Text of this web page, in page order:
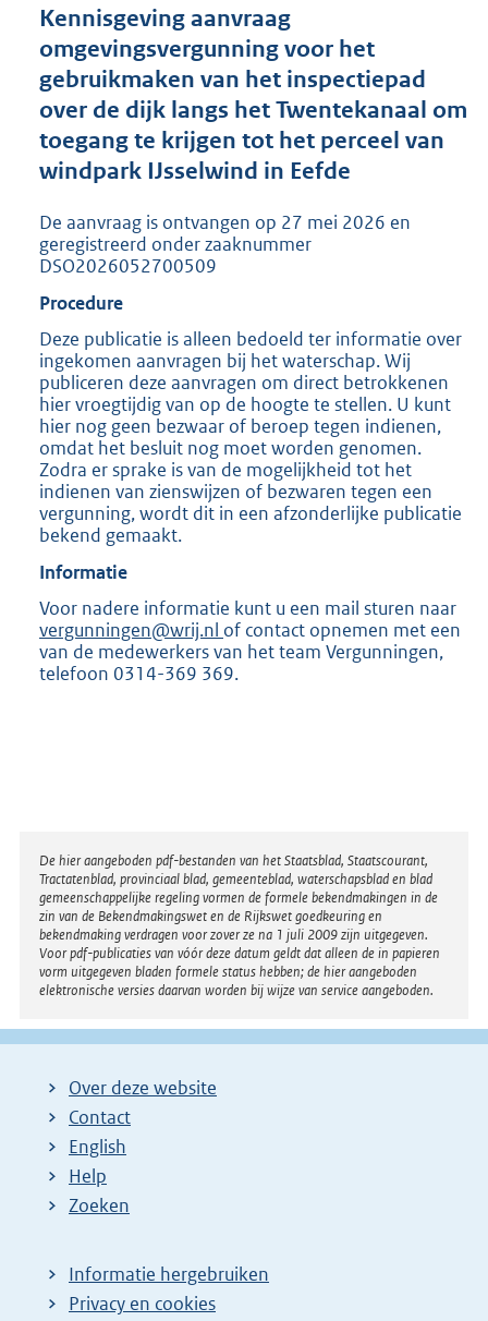
r
o
t
t
:
2
5
K
Kennisgeving aanvraag
omgevingsvergunning voor het
gebruikmaken van het inspectiepad
over de dijk langs het Twentekanaal om
toegang te krijgen tot het perceel van
windpark IJsselwind in Eefde
De aanvraag is ontvangen op 27 mei 2026 en
geregistreerd onder zaaknummer
DSO2026052700509
Procedure
Deze publicatie is alleen bedoeld ter informatie over
ingekomen aanvragen bij het waterschap. Wij
publiceren deze aanvragen om direct betrokkenen
hier vroegtijdig van op de hoogte te stellen. U kunt
hier nog geen bezwaar of beroep tegen indienen,
omdat het besluit nog moet worden genomen.
Zodra er sprake is van de mogelijkheid tot het
indienen van zienswijzen of bezwaren tegen een
vergunning, wordt dit in een afzonderlijke publicatie
bekend gemaakt.
Informatie
Voor nadere informatie kunt u een mail sturen naar
vergunningen@wrij.nl of contact opnemen met een
van de medewerkers van het team Vergunningen,
telefoon 0314-369 369.
Disclaimer
De hier aangeboden pdf-bestanden van het Staatsblad, Staatscourant,
Tractatenblad, provinciaal blad, gemeenteblad, waterschapsblad en blad
gemeenschappelijke regeling vormen de formele bekendmakingen in de
zin van de Bekendmakingswet en de Rijkswet goedkeuring en
bekendmaking verdragen voor zover ze na 1 juli 2009 zijn uitgegeven.
Voor pdf-publicaties van vóór deze datum geldt dat alleen de in papieren
vorm uitgegeven bladen formele status hebben; de hier aangeboden
elektronische versies daarvan worden bij wijze van service aangeboden.
Over deze website
Contact
English
Help
Zoeken
Informatie hergebruiken
Privacy en cookies